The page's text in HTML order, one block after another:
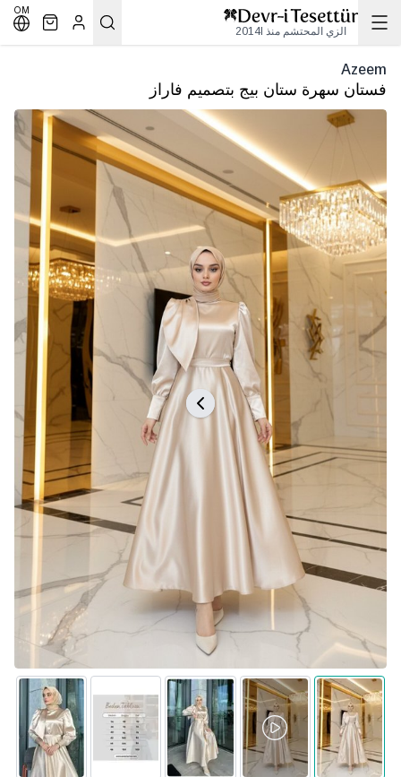
الزي المحتشم منذ 2014l
OM
Azeem
فستان سهرة ستان بيج بتصميم فاراز